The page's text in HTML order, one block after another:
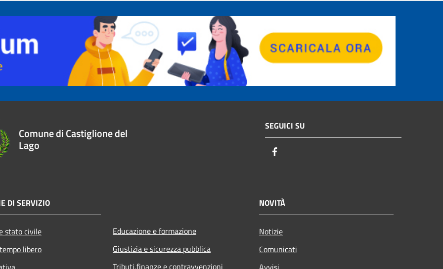
Comune di Castiglione del
Lago
SEGUICI SU
DI SERVIZIO
stato civile
libero
Educazione e formazione
Giustizia e sicurezza pubblica
Tributi,finanze e contravvenzioni
NOVITÀ
Notizie
Comunicati